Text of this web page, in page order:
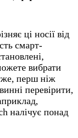
ці носії від
смарт-
вибрати
перш ніж
перевірити,
налічує понад